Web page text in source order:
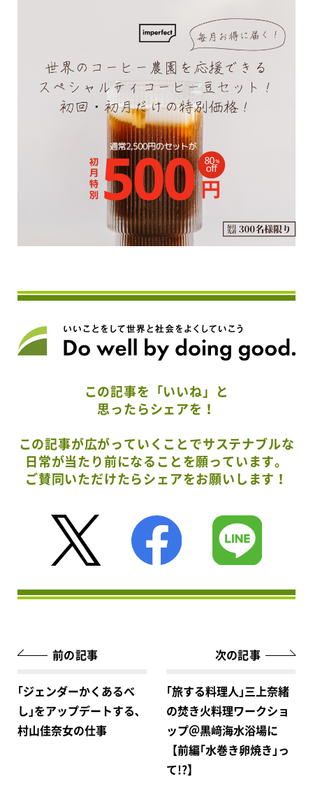
この記事を「いいね」と
思ったらシェアを！
この記事が広がっていくことでサステナブルな
日常が当たり前になることを願っています。
ご賛同いただけたらシェアをお願いします！
前の記事
｢ジェンダーかくあるべ
し｣をアップデートする､
村山佳奈女の仕事
次の記事
｢旅する料理人｣三上奈緒
の焚き火料理ワークショ
ップ＠黒﨑海水浴場に
【前編｢水巻き卵焼き｣っ
て!?】